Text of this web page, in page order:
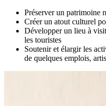
Préserver un patrimoine
Créer un atout culturel
Développer un lieu à
les touristes
Soutenir et élargir les
de quelques emplois,